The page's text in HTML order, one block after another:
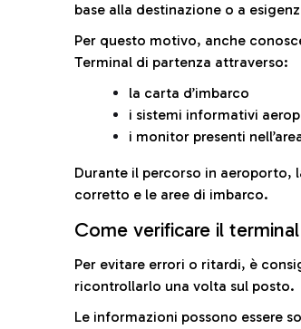
base alla destinazione o a
Per questo motivo, anche
Terminal di partenza attraverso:
la carta d’imbarco
i sistemi informativi
i monitor presenti
Durante il percorso in aeroporto,
corretto e le aree di imbarco.
Come verificare il
Per evitare errori o ritardi, è
ricontrollarlo una volta sul posto.
Le informazioni possono essere